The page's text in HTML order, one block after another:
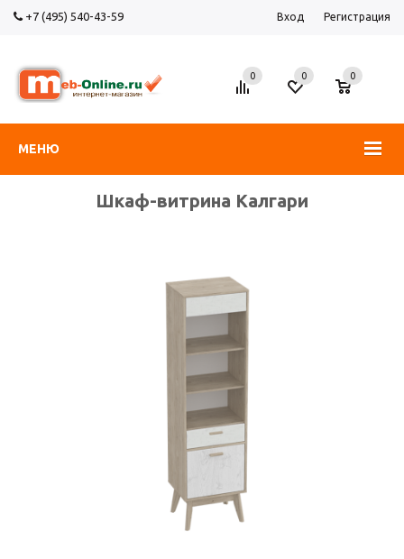
+7 (495) 540-43-59 Вход Регистрация
МЕНЮ
0 0
0
Шкаф-витрина Калгари